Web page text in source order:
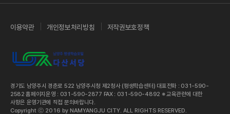
이용약관 개인정보처리방침 저작권보호정책
경기도 남양주시 경춘로 522 남양주시청 제2청사 (평생학습센터) 대표전화 : 031-590-
2582 홈페이지운영 : 031-590-2877 FAX : 031-590-4892 ※ 교육관련에 대한
사항은 운영기관에 직접 문의바랍니다.
Copyright ⓒ 2016 by NAMYANGJU CITY. ALL RIGHTS RESERVED.